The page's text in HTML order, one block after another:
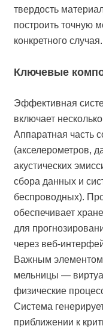
твердость
построить точную
конкретного случая.
Ключевые
Эффективная
включает
Аппаратная часть
(акселерометров,
акустических
сбора данных и
беспроводных).
обеспечивает
для
через веб-
Важным элементом
мельницы —
физические
Система
приближении к